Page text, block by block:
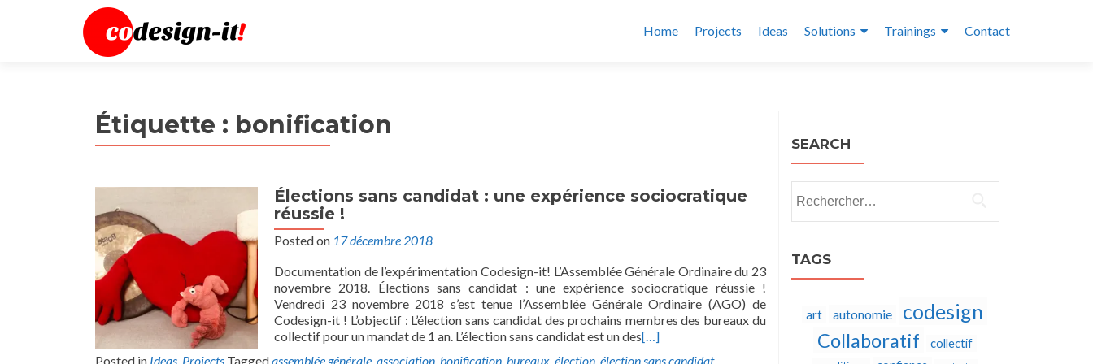
Home Projects Ideas Solutions Trainings Contact
Étiquette : bonification
Élections sans candidat : une expérience sociocratique
réussie !
Posted on 17 décembre 2018
Documentation de l’expérimentation Codesign-it! L’Assemblée Générale Ordinaire du 23
novembre 2018. Élections sans candidat : une expérience sociocratique réussie !
Vendredi 23 novembre 2018 s’est tenue l’Assemblée Générale Ordinaire (AGO) de
Codesign-it ! L’objectif : L’élection sans candidat des prochains membres des bureaux du
collectif pour un mandat de 1 an. L’élection sans candidat est un des[…]
Posted in Ideas, Projects Taggedassemblée générale,association,bonification,bureaux,élection,élection sans candidat,
SEARCH
TAGS
art autonomie codesign
Collaboratif collectif